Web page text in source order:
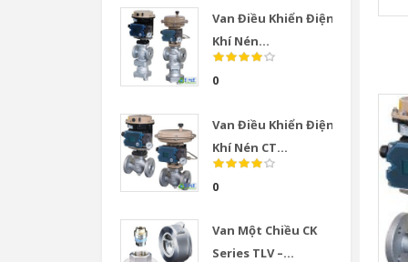
Van Điều Khiển Điện
Khí Nén...
0
Van Điều Khiển Điện
Khí Nén CT...
0
Van Một Chiều CK
Series TLV –...